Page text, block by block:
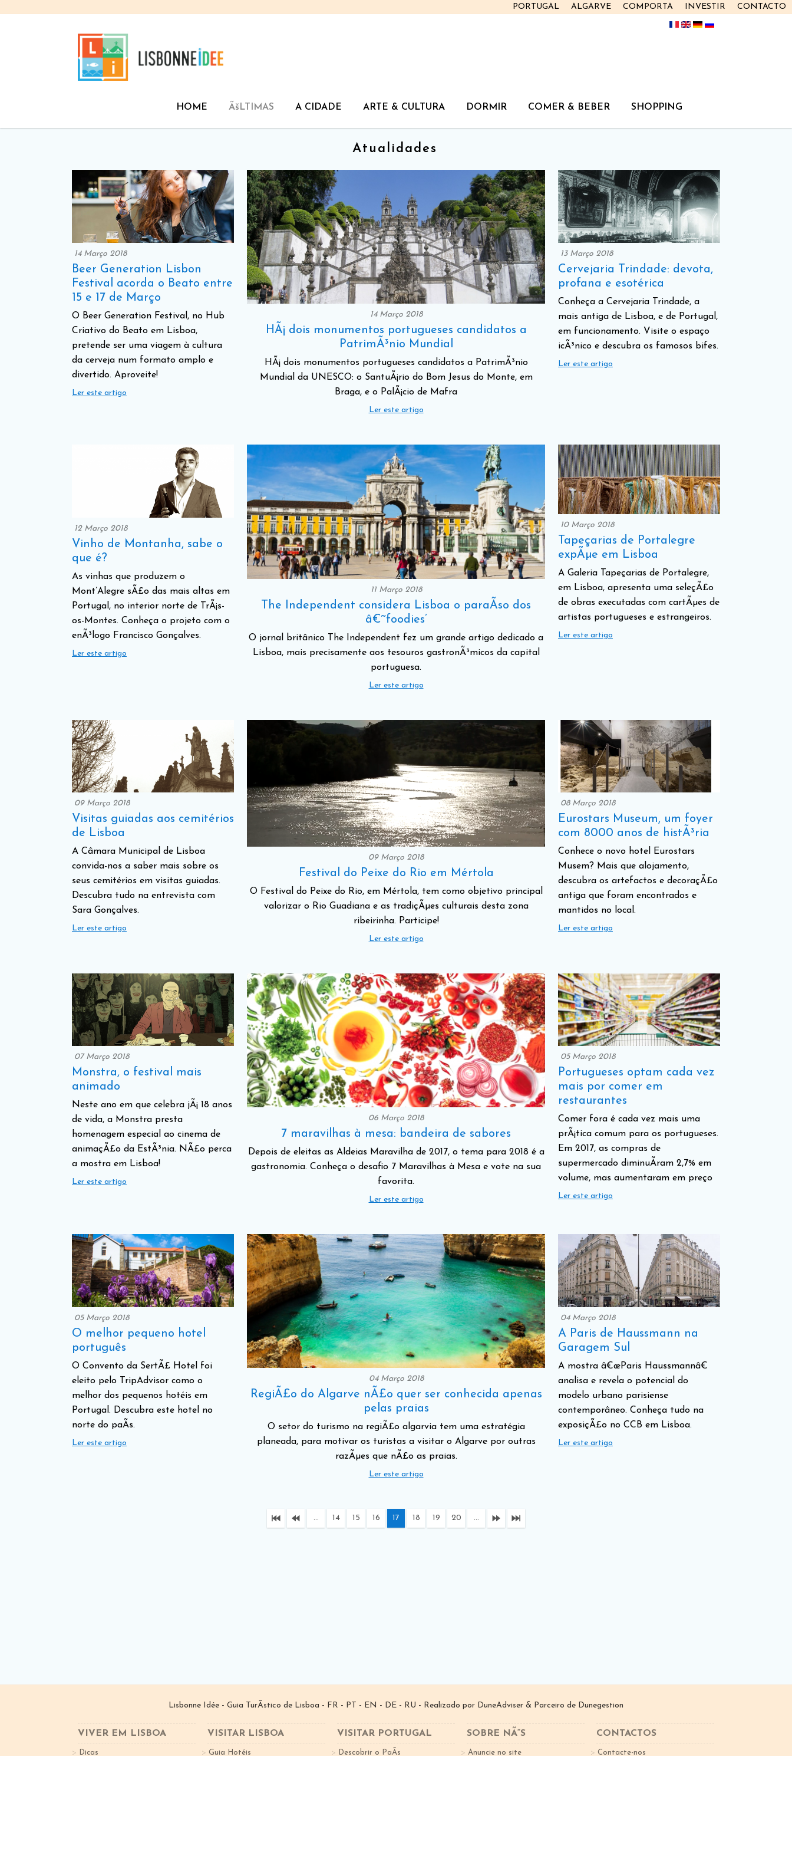
CONTACTO
INVESTIR
COMPORTA
ALGARVE
PORTUGAL
HOME ÃšLTIMAS A CIDADE ARTE & CULTURA DORMIR COMER & BEBER SHOPPING
Atualidades
14 Março 2018
Beer Generation Lisbon
Festival acorda o Beato entre
15 e 17 de Março
O Beer Generation Festival, no Hub
Criativo do Beato em Lisboa,
pretende ser uma viagem à cultura
da cerveja num formato amplo e
divertido. Aproveite!
Ler este artigo
14 Março 2018
HÃ¡ dois monumentos portugueses candidatos a
PatrimÃ³nio Mundial
HÃ¡ dois monumentos portugueses candidatos a PatrimÃ³nio
Mundial da UNESCO: o SantuÃ¡rio do Bom Jesus do Monte, em
Braga, e o PalÃ¡cio de Mafra
Ler este artigo
13 Março 2018
Cervejaria Trindade: devota,
profana e esotérica
Conheça a Cervejaria Trindade, a
mais antiga de Lisboa, e de Portugal,
em funcionamento. Visite o espaço
icÃ³nico e descubra os famosos bifes.
Ler este artigo
12 Março 2018
Vinho de Montanha, sabe o
que é?
As vinhas que produzem o
Mont’Alegre sÃ£o das mais altas em
Portugal, no interior norte de TrÃ¡s-
os-Montes. Conheça o projeto com o
enÃ³logo Francisco Gonçalves.
Ler este artigo
11 Março 2018
The Independent considera Lisboa o paraÃ­so dos
â€˜foodies’
O jornal britânico The Independent fez um grande artigo dedicado a
Lisboa, mais precisamente aos tesouros gastronÃ³micos da capital
portuguesa.
Ler este artigo
10 Março 2018
Tapeçarias de Portalegre
expÃµe em Lisboa
A Galeria Tapeçarias de Portalegre,
em Lisboa, apresenta uma seleçÃ£o
de obras executadas com cartÃµes de
artistas portugueses e estrangeiros.
Ler este artigo
09 Março 2018
Visitas guiadas aos cemitérios
de Lisboa
A Câmara Municipal de Lisboa
convida-nos a saber mais sobre os
seus cemitérios em visitas guiadas.
Descubra tudo na entrevista com
Sara Gonçalves.
Ler este artigo
09 Março 2018
Festival do Peixe do Rio em Mértola
O Festival do Peixe do Rio, em Mértola, tem como objetivo principal
valorizar o Rio Guadiana e as tradiçÃµes culturais desta zona
ribeirinha. Participe!
Ler este artigo
08 Março 2018
Eurostars Museum, um foyer
com 8000 anos de histÃ³ria
Conhece o novo hotel Eurostars
Musem? Mais que alojamento,
descubra os artefactos e decoraçÃ£o
antiga que foram encontrados e
mantidos no local.
Ler este artigo
07 Março 2018
Monstra, o festival mais
animado
Neste ano em que celebra jÃ¡ 18 anos
de vida, a Monstra presta
homenagem especial ao cinema de
animaçÃ£o da EstÃ³nia. NÃ£o perca
a mostra em Lisboa!
Ler este artigo
06 Março 2018
7 maravilhas à mesa: bandeira de sabores
Depois de eleitas as Aldeias Maravilha de 2017, o tema para 2018 é a
gastronomia. Conheça o desafio 7 Maravilhas à Mesa e vote na sua
favorita.
Ler este artigo
05 Março 2018
Portugueses optam cada vez
mais por comer em
restaurantes
Comer fora é cada vez mais uma
prÃ¡tica comum para os portugueses.
Em 2017, as compras de
supermercado diminuÃ­ram 2,7% em
volume, mas aumentaram em preço
Ler este artigo
05 Março 2018
O melhor pequeno hotel
português
O Convento da SertÃ£ Hotel foi
eleito pelo TripAdvisor como o
melhor dos pequenos hotéis em
Portugal. Descubra este hotel no
norte do paÃ­s.
Ler este artigo
04 Março 2018
RegiÃ£o do Algarve nÃ£o quer ser conhecida apenas
pelas praias
O setor do turismo na regiÃ£o algarvia tem uma estratégia
planeada, para motivar os turistas a visitar o Algarve por outras
razÃµes que nÃ£o as praias.
Ler este artigo
04 Março 2018
A Paris de Haussmann na
Garagem Sul
A mostra â€œParis Haussmannâ€
analisa e revela o potencial do
modelo urbano parisiense
contemporâneo. Conheça tudo na
exposiçÃ£o no CCB em Lisboa.
Ler este artigo
... 14 15 16 17 18 19 20 ...
Lisbonne Idée - Guia TurÃ­stico de Lisboa - FR - PT - EN - DE - RU - Realizado por DuneAdviser & Parceiro de Dunegestion
VIVER EM LISBOA
Dicas
VISITAR LISBOA
Guia Hotéis
VISITAR PORTUGAL
Descobrir o PaÃ­s
SOBRE NÃ“S
Anuncie no site
CONTACTOS
Contacte-nos